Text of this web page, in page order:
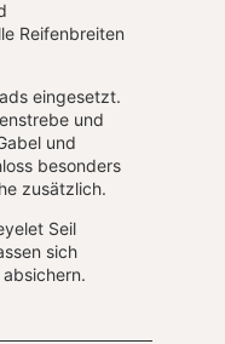
Reifenbreiten
eingesetzt.
und
und
besonders
zusätzlich.
Seil
sich